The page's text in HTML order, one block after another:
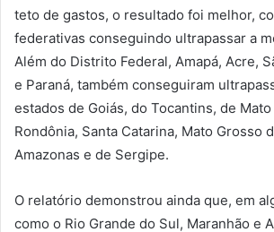
teto de gastos, o resultado foi melhor,
federativas conseguindo ultrapassar a
Além do Distrito Federal, Amapá, Acre,
e Paraná, também conseguiram
estados de Goiás, do Tocantins, de
Rondônia, Santa Catarina, Mato Grosso
Amazonas e de Sergipe.
O relatório demonstrou ainda que, em
como o Rio Grande do Sul, Maranhão e